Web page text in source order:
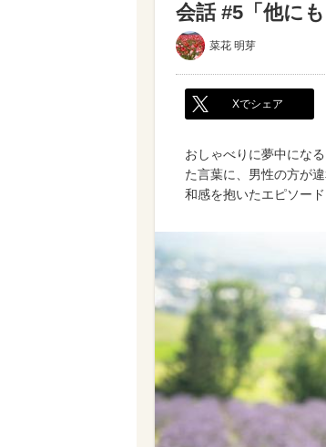
会話 #5「他に
菜花 明芽
Xでシェア
おしゃべりに夢中にな
た言葉に、男性の方が
和感を抱いたエピソード